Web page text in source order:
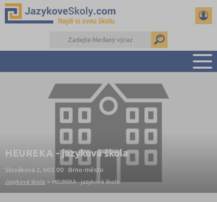
PŘEHLED ŠKOL
PŘÍPRAVA NA ZKOUŠKY A K MATURITĚ
RADY A ČLÁNKY
KONTAKTY
DALŠÍ DRUHY ŠKOL
HEUREKA - jazyková škola
Slovákova 2, 602 00 Brno-město
Jazyková škola > HEUREKA - jazyková škola